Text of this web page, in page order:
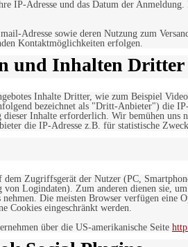
IP-Adresse und das Datum der
Adresse sowie deren Nutzung zum
Kontaktmöglichkeiten erfolgen.
und Inhalten Dritter
Inhalte Dritter, wie zum Beispiel
bezeichnet als "Dritt-Anbieter") die
Inhalte erforderlich. Wir bemühen
die IP-Adresse z.B. für statistische
Zugriffsgerät der Nutzer (PC,
Logindaten). Zum anderen dienen sie,
Die meisten Browser verfügen
Cookies eingeschränkt werden.
über die US-amerikanische Seite